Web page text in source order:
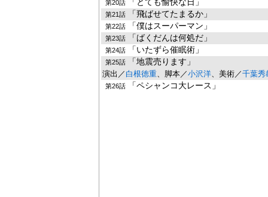
第20話
第21話 「飛ばせてたまるか」
第22話 「僕はスーパーマン」
第23話 「ばくだんは何処だ」
第24話 「いたずら催眠術」
第25話 「地震売ります」
演出／ 白根徳重、脚本／小沢洋、美術／千葉秀
第26話 「ペシャンコ大レース」